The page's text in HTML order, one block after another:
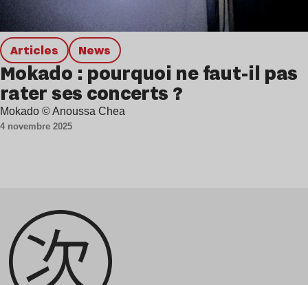
Articles news
Mokado : pourquoi ne faut-il pas
rater ses concerts ?
Mokado © Anoussa Chea
4 novembre 2025